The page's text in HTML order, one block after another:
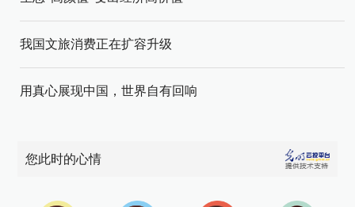
我国文旅消费正在扩容升级
用真心展现中国，世界自有回响
您此时的心情